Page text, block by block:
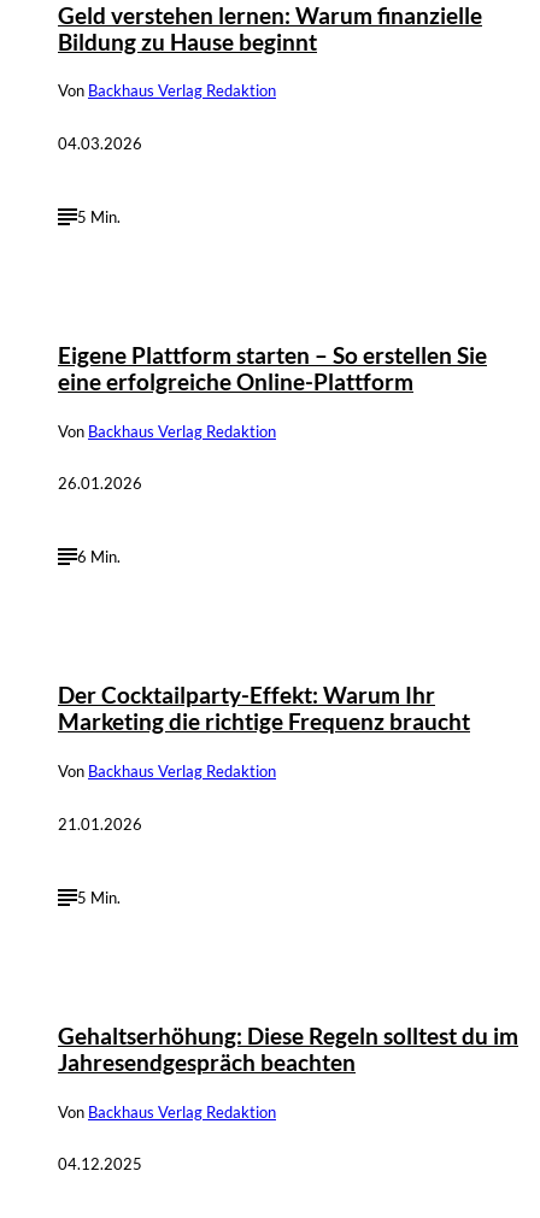
Geld verstehen lernen: Warum finanzielle
Bildung zu Hause beginnt
Von Backhaus Verlag Redaktion
04.03.2026
5 Min.
Eigene Plattform starten – So erstellen Sie
eine erfolgreiche Online-Plattform
Von Backhaus Verlag Redaktion
26.01.2026
6 Min.
Der Cocktailparty-Effekt: Warum Ihr
Marketing die richtige Frequenz braucht
Von Backhaus Verlag Redaktion
21.01.2026
5 Min.
Gehaltserhöhung: Diese Regeln solltest du im
Jahresendgespräch beachten
Von Backhaus Verlag Redaktion
04.12.2025